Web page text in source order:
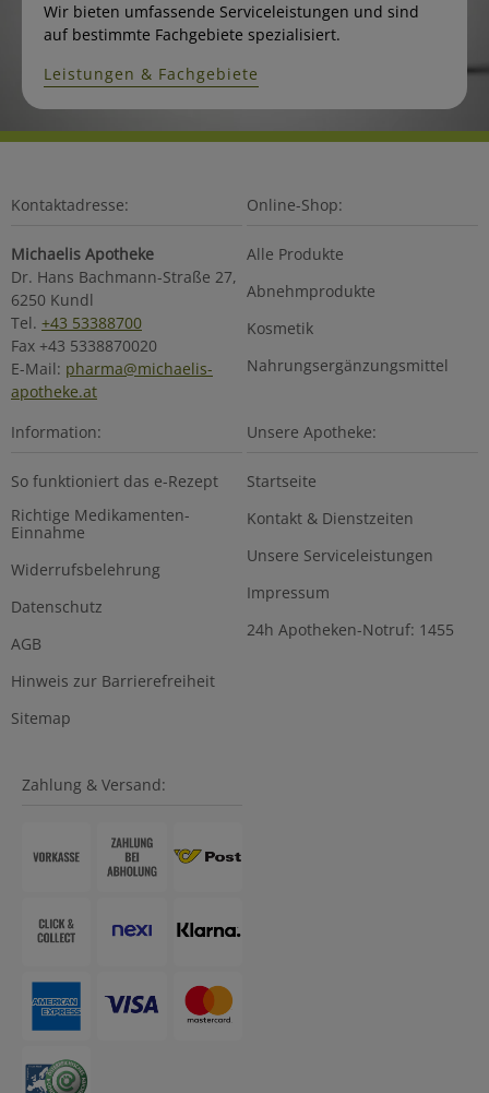
Wir bieten umfassende Serviceleistungen und sind
auf bestimmte Fachgebiete spezialisiert.
Leistungen & Fachgebiete
Kontaktadresse:
Michaelis Apotheke
Dr. Hans Bachmann-Straße 27,
6250 Kundl
Tel. +43 53388700
Fax +43 5338870020
E-Mail: pharma@michaelis-
apotheke.at
Online-Shop:
Alle Produkte
Abnehmprodukte
Kosmetik
Nahrungsergänzungsmittel
Information:
So funktioniert das e-Rezept
Richtige Medikamenten-
Einnahme
Widerrufsbelehrung
Datenschutz
AGB
Hinweis zur Barrierefreiheit
Sitemap
Unsere Apotheke:
Startseite
Kontakt & Dienstzeiten
Unsere Serviceleistungen
Impressum
24h Apotheken-Notruf: 1455
Zahlung & Versand: